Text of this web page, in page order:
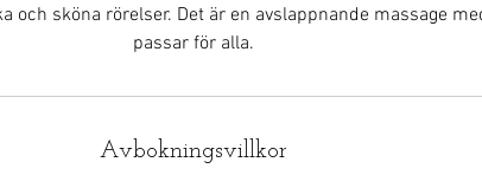
och sköna rörelser. Det är en avslappnande massage
passar för alla.
Avbokningsvillkor